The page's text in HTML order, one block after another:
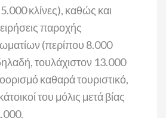
κλίνες), καθώς και
παροχής
(περίπου 8.000
τουλάχιστον 13.000
καθαρά τουριστικό,
του μόλις μετά βίας